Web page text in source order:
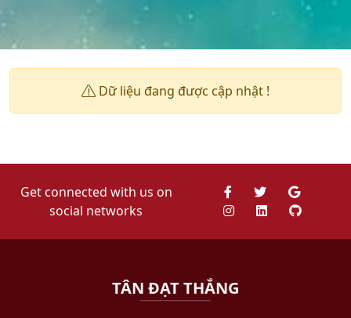
Dữ liệu đang được cập nhật !
Get connected with us on
social networks
TÂN ĐẠT THẮNG